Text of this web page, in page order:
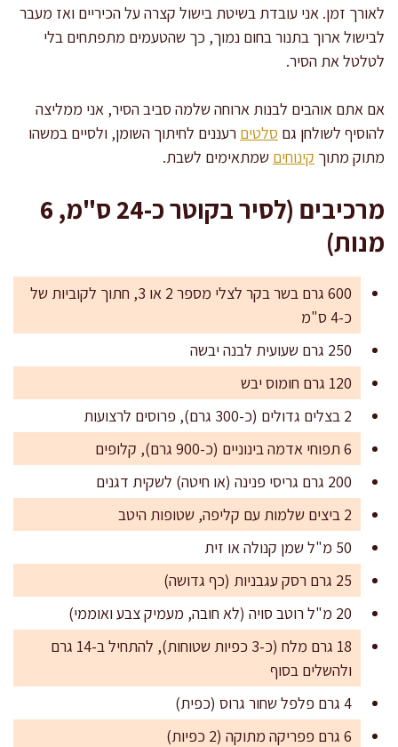
לאורך זמן. אני עובדת בשיטת בישול קצרה על הכיריים ואז מעבר
לבישול ארוך בתנור בחום נמוך, כך שהטעמים מתפתחים בלי
לטלטל את הסיר.
אם אתם אוהבים לבנות ארוחה שלמה סביב הסיר, אני ממליצה
להוסיף לשולחן גם סלטים רעננים לחיתוך השומן, ולסיים במשהו
מתוק מתוך קינוחים שמתאימים לשבת.
מרכיבים (לסיר בקוטר כ-24 ס"מ, 6
מנות)
600 גרם בשר בקר לצלי מספר 2 או 3, חתוך לקוביות של
כ-4 ס"מ
250 גרם שעועית לבנה יבשה
120 גרם חומוס יבש
2 בצלים גדולים (כ-300 גרם), פרוסים לרצועות
6 תפוחי אדמה בינוניים (כ-900 גרם), קלופים
200 גרם גריסי פנינה (או חיטה) לשקית דגנים
2 ביצים שלמות עם קליפה, שטופות היטב
50 מ"ל שמן קנולה או זית
25 גרם רסק עגבניות (כף גדושה)
20 מ"ל רוטב סויה (לא חובה, מעמיק צבע ואוממי)
18 גרם מלח (כ-3 כפיות שטוחות), להתחיל ב-14 גרם
ולהשלים בסוף
4 גרם פלפל שחור גרוס (כפית)
6 גרם פפריקה מתוקה (2 כפיות)